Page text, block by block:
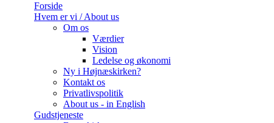
Forside
Hvem er vi / About us
Om os
Værdier
Vision
Ledelse og økonomi
Ny i Højnæskirken?
Kontakt os
Privatlivspolitik
About us - in English
Gudstjeneste